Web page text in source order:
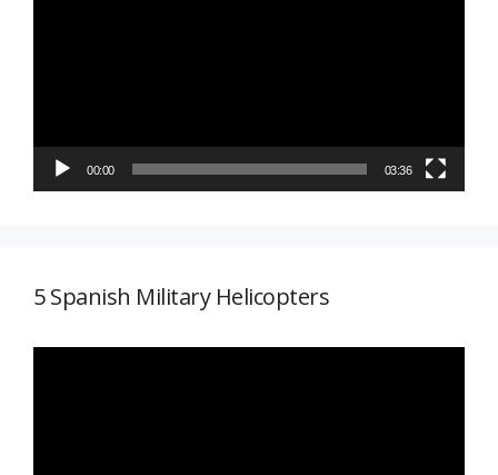
00:00 03:36
5 Spanish Military Helicopters